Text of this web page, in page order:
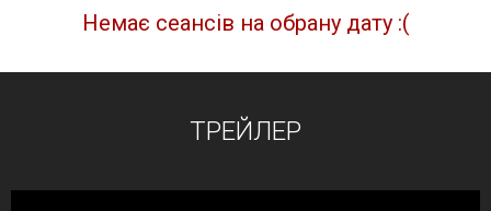
Немає сеансів на обрану дату :(
ТРЕЙЛЕР